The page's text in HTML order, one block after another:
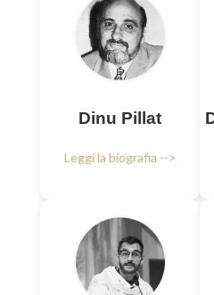
Dinu Pillat
Leggi la biografia -->